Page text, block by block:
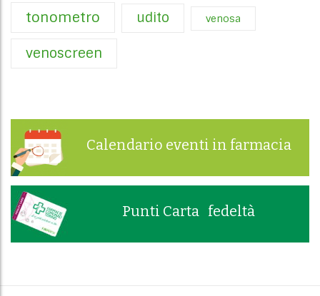
tonometro udito venosa
venoscreen
Calendario eventi in farmacia
Punti Carta fedeltà